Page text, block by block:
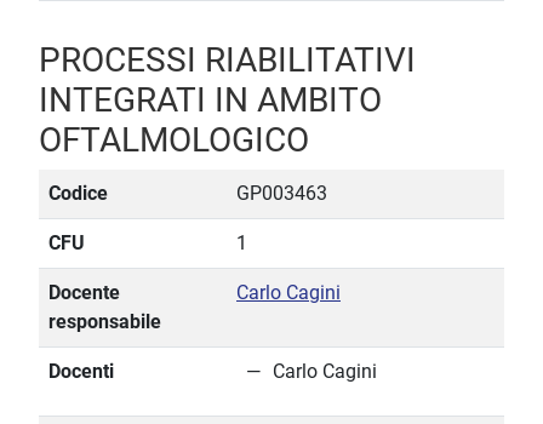
PROCESSI RIABILITATIVI
INTEGRATI IN AMBITO
OFTALMOLOGICO
Codice GP003463
CFU 1
Docente
responsabile
Carlo Cagini
Docenti Carlo Cagini